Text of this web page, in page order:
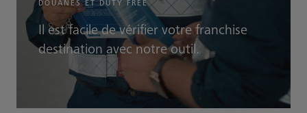
DOUANES ET DUTY FREE
Il est facile de vérifier votre franchise
destination avec notre outil.